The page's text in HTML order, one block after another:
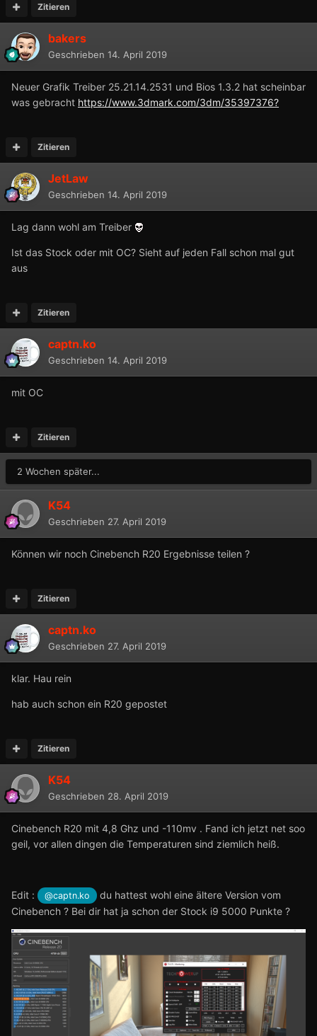
Zitieren
bakers
Geschrieben 14. April 2019
Neuer Grafik Treiber 25.21.14.2531 und Bios 1.3.2 hat scheinbar
was gebracht https://www.3dmark.com/3dm/35397376?
Zitieren
JetLaw
Geschrieben 14. April 2019
Lag dann wohl am Treiber
Ist das Stock oder mit OC? Sieht auf jeden Fall schon mal gut
aus
Zitieren
captn.ko
Geschrieben 14. April 2019
mit OC
Zitieren
2 Wochen später...
K54
Geschrieben 27. April 2019
Können wir noch Cinebench R20 Ergebnisse teilen ?
Zitieren
captn.ko
Geschrieben 27. April 2019
klar. Hau rein
hab auch schon ein R20 gepostet
Zitieren
K54
Geschrieben 28. April 2019
Cinebench R20 mit 4,8 Ghz und -110mv . Fand ich jetzt net soo
geil, vor allen dingen die Temperaturen sind ziemlich heiß.
Edit : @captn.ko
du hattest wohl eine ältere Version vom
Cinebench ? Bei dir hat ja schon der Stock i9 5000 Punkte ?